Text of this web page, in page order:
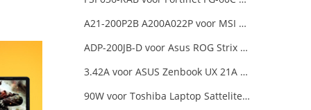
A21-200P2B A200A022P voor MSI Katana 15 B12VGK B12VFK B12VEK
ADP-200JB-D voor Asus ROG Strix G17 G713IE G713IE-HX002W
3.42A voor ASUS Zenbook UX 21A UX31A UX32A UX32VD Series Ultrabook Models
90W voor Toshiba Laptop Sattelite L300D